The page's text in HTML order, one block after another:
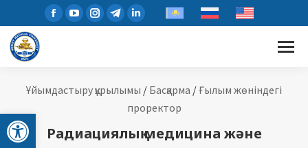
Open toolbar
Ұйымдастыру құрылымы / Басқарма /Ғылым жөніндегі
проректор
Радиациялық медицина және